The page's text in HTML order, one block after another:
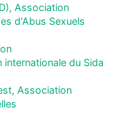
Association
d'Abus Sexuels
internationale du Sida
Association